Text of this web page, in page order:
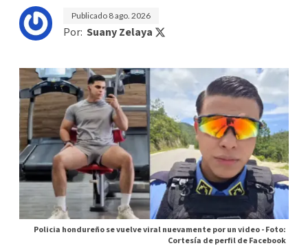
Publicado 8 ago. 2026
Por: Suany Zelaya
Policia hondureño se vuelve viral nuevamente por un video -Foto:
Cortesía de perfil de Facebook